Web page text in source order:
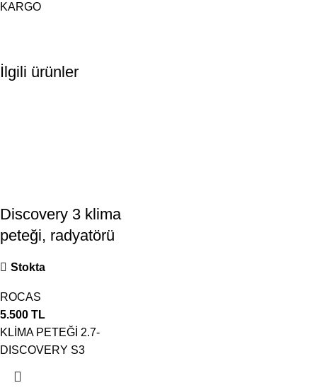
KARGO
İlgili ürünler
Discovery 3 klima
peteği, radyatörü
Stokta
ROCAS
5.500 TL
KLİMA PETEĞİ 2.7-
DISCOVERY S3